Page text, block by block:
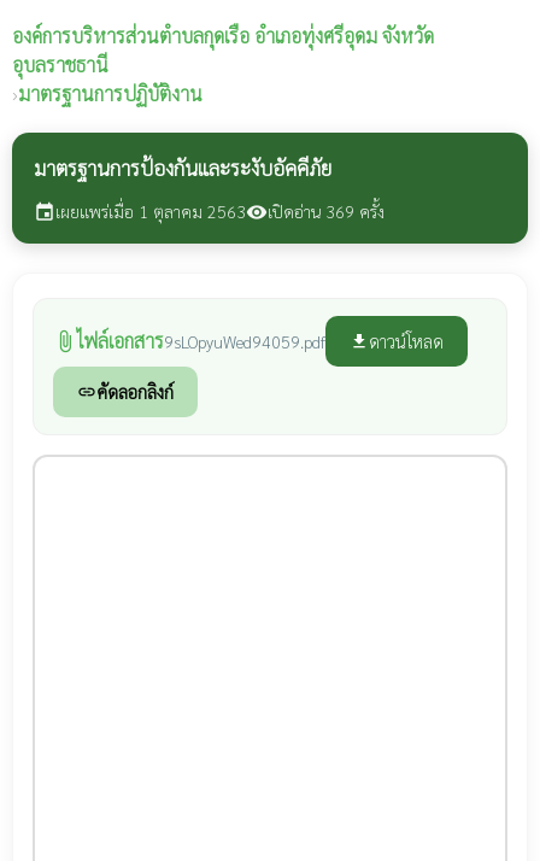
องค์การบริหารส่วนตำบลกุดเรือ อำเภอทุ่งศรีอุดม จังหวัด
อุบลราชธานี
›มาตรฐานการปฏิบัติงาน
มาตรฐานการป้องกันและระงับอัคคีภัย
eventเผยแพร่เมื่อ 1 ตุลาคม 2563visibilityเปิดอ่าน 369 ครั้ง
attach_file ไฟล์เอกสาร9sLOpyuWed94059.pdf file_download ดาวน์โหลด
linkคัดลอกลิงก์